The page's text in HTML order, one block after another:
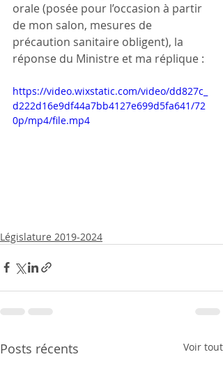
orale (posée pour l’occasion à partir
de mon salon, mesures de
précaution sanitaire obligent), la
réponse du Ministre et ma réplique :
https://video.wixstatic.com/video/dd827c_
d222d16e9df44a7bb4127e699d5fa641/72
0p/mp4/file.mp4
Législature 2019-2024
Posts récents Voir tout